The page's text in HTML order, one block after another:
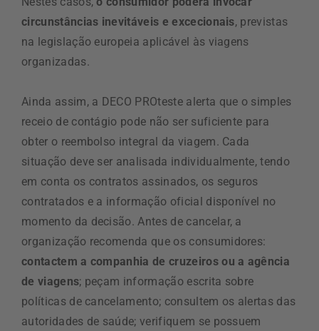
circunstâncias inevitáveis e excecionais, previstas
na legislação europeia aplicável às viagens
organizadas.
Ainda assim, a DECO PROteste alerta que o simples
receio de contágio pode não ser suficiente para
obter o reembolso integral da viagem. Cada
situação deve ser analisada individualmente, tendo
em conta os contratos assinados, os seguros
contratados e a informação oficial disponível no
momento da decisão. Antes de cancelar, a
organização recomenda que os consumidores:
contactem a companhia de cruzeiros ou a agência
de viagens; peçam informação escrita sobre
políticas de cancelamento; consultem os alertas das
autoridades de saúde; verifiquem se possuem